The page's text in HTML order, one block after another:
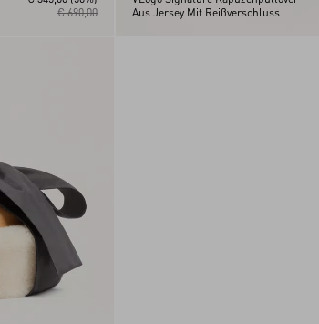
€ 690,00
Aus Jersey Mit Reißverschluss